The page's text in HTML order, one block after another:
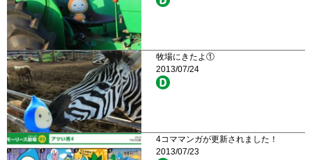
牧場にきたよ①
2013/07/24
4コママンガが更新されました！
2013/07/23